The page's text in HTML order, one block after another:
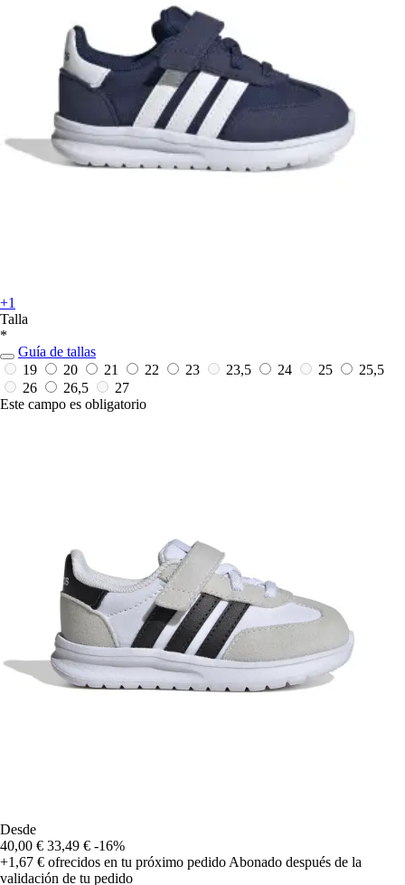
+1
Talla
*
Guía de tallas
19
20 21 22 23 23,5 24 25
25,5
26
26,5
27
Este campo es obligatorio
Desde
40,00 € 33,49 € -16%
+1,67 € ofrecidos en tu próximo pedido Abonado después de la
validación de tu pedido